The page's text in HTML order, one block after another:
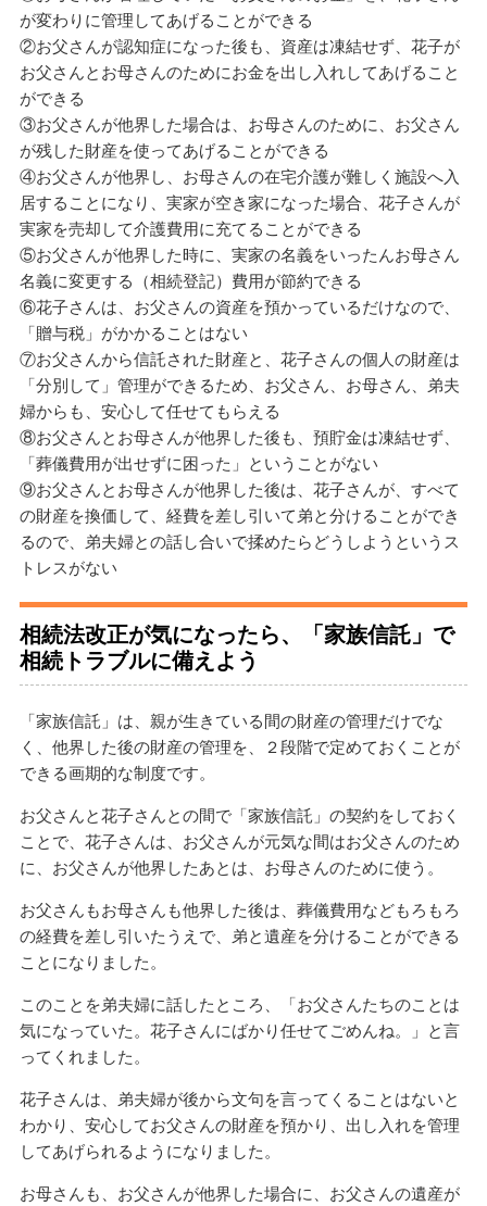
が変わりに管理してあげることができる
②お父さんが認知症になった後も、資産は凍結せず、花子が
お父さんとお母さんのためにお金を出し入れしてあげること
ができる
③お父さんが他界した場合は、お母さんのために、お父さん
が残した財産を使ってあげることができる
④お父さんが他界し、お母さんの在宅介護が難しく施設へ入
居することになり、実家が空き家になった場合、花子さんが
実家を売却して介護費用に充てることができる
⑤お父さんが他界した時に、実家の名義をいったんお母さん
名義に変更する（相続登記）費用が節約できる
⑥花子さんは、お父さんの資産を預かっているだけなので、
「贈与税」がかかることはない
⑦お父さんから信託された財産と、花子さんの個人の財産は
「分別して」管理ができるため、お父さん、お母さん、弟夫
婦からも、安心して任せてもらえる
⑧お父さんとお母さんが他界した後も、預貯金は凍結せず、
「葬儀費用が出せずに困った」ということがない
⑨お父さんとお母さんが他界した後は、花子さんが、すべて
の財産を換価して、経費を差し引いて弟と分けることができ
るので、弟夫婦との話し合いで揉めたらどうしようというス
トレスがない
相続法改正が気になったら、「家族信託」で
相続トラブルに備えよう
「家族信託」は、親が生きている間の財産の管理だけでな
く、他界した後の財産の管理を、２段階で定めておくことが
できる画期的な制度です。
お父さんと花子さんとの間で「家族信託」の契約をしておく
ことで、花子さんは、お父さんが元気な間はお父さんのため
に、お父さんが他界したあとは、お母さんのために使う。
お父さんもお母さんも他界した後は、葬儀費用などもろもろ
の経費を差し引いたうえで、弟と遺産を分けることができる
ことになりました。
このことを弟夫婦に話したところ、「お父さんたちのことは
気になっていた。花子さんにばかり任せてごめんね。」と言
ってくれました。
花子さんは、弟夫婦が後から文句を言ってくることはないと
わかり、安心してお父さんの財産を預かり、出し入れを管理
してあげられるようになりました。
お母さんも、お父さんが他界した場合に、お父さんの遺産が